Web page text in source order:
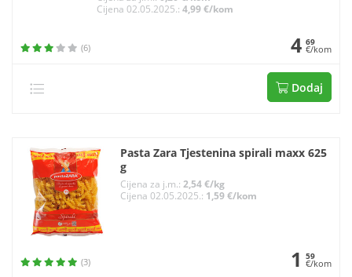
Cijena 02.05.2025.:4,99 €/kom
(6) 4 69
€/kom
Dodaj
Pasta Zara Tjestenina spirali maxx 625
g
Cijena za j.m.:2,54 €/kg
Cijena 02.05.2025.: 1,59 €/kom
(3) 1 59
€/kom